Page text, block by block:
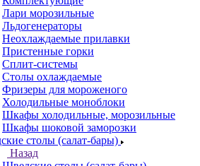
Лари морозильные
Льдогенераторы
Неохлаждаемые прилавки
Пристенные горки
Сплит-системы
Столы охлаждаемые
Фризеры для мороженого
Холодильные моноблоки
Шкафы холодильные, морозильные
Шкафы шоковой заморозки
столы (салат-бары)
Назад